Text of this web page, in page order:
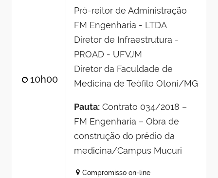
10h00
Pró-reitor de Administração
FM Engenharia - LTDA
Diretor de Infraestrutura -
PROAD - UFVJM
Diretor da Faculdade de
Medicina de Teófilo Otoni/MG
Pauta:Contrato 034/2018 –
FM Engenharia – Obra de
construção do prédio da
medicina/Campus Mucuri
Compromisso on-line